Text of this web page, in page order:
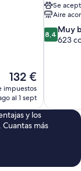
El
precio
actual
de
132 €
132 €
impuestos
al 1 sept
Se
Aire
8.4
sobre
8,4 Muy
623
y los
más